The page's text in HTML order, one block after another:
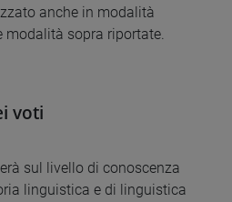
anche in modalità
modalità sopra riportate.
voti
sul livello di conoscenza
linguistica e di linguistica